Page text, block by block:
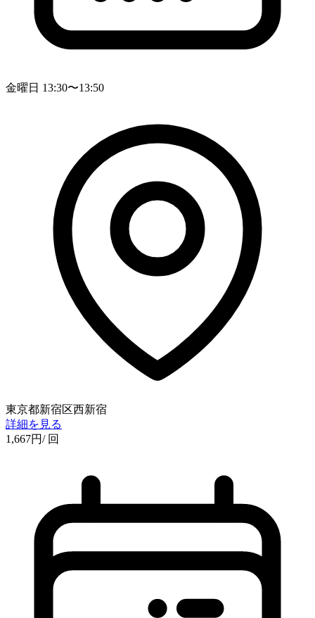
金曜日 13:30〜13:50
東京都新宿区西新宿
詳細を見る
1,667円/ 回